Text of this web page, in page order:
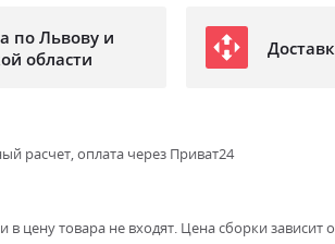
по Львову и
области
расчет, оплата через Приват24
в цену товара не входят. Цена сборки зависит